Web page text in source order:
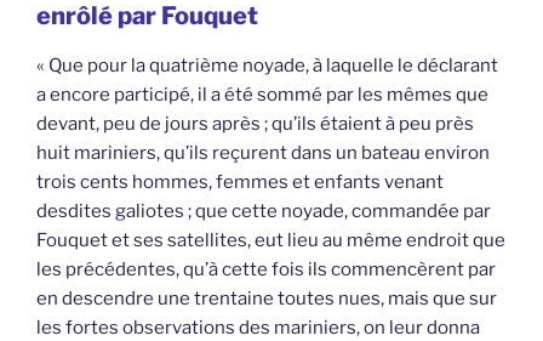
enrôlé par Fouquet
« Que pour la quatrième noyade, à laquelle le déclarant
a encore participé, il a été sommé par les mêmes que
devant, peu de jours après ; qu’ils étaient à peu près
huit mariniers, qu’ils reçurent dans un bateau environ
trois cents hommes, femmes et enfants venant
desdites galiotes ; que cette noyade, commandée par
Fouquet et ses satellites, eut lieu au même endroit que
les précédentes, qu’à cette fois ils commencèrent par
en descendre une trentaine toutes nues, mais que sur
les fortes observations des mariniers, on leur donna